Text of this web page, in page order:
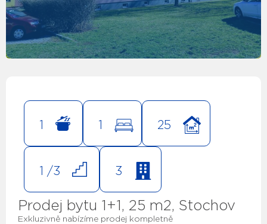
1 1 25
1 /3 3
Prodej bytu 1+1, 25 m2, Stochov
Exkluzivně nabízíme prodej kompletně